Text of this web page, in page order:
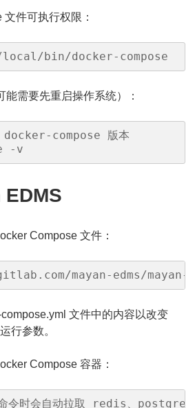
件可执行权限：
bin/docker-compose
需要先重启操作系统）：
docker-compose 版本
-v
EDMS
Compose 文件：
mayan-edms/mayan-
文件中的内容以改变
行参数。
Compose 容器：
令时会自动拉取 redis、postgres